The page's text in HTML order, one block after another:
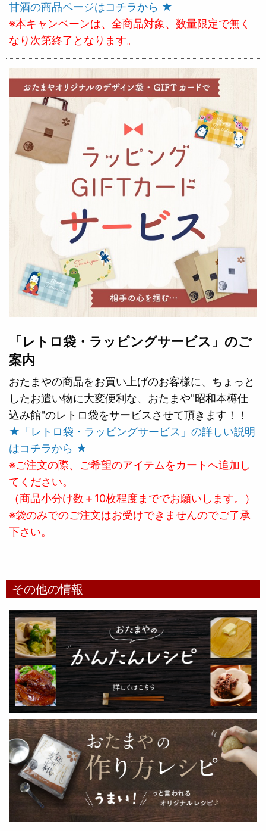
甘酒の商品ページはコチラから ★
※本キャンペーンは、全商品対象、数量限定で無く
なり次第終了となります。
「レトロ袋・ラッピングサービス」のご
案内
おたまやの商品をお買い上げのお客様に、ちょっと
したお遣い物に大変便利な、おたまや"昭和本樽仕
込み館"のレトロ袋をサービスさせて頂きます！！
★「レトロ袋・ラッピングサービス」の詳しい説明
はコチラから ★
※ご注文の際、ご希望のアイテムをカートへ追加し
てください。
（商品小分け数＋10枚程度まででお願いします。）
※袋のみでのご注文はお受けできませんのでご了承
下さい。
その他の情報